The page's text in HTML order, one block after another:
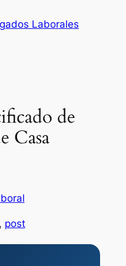
Laborales
de
Casa
, post